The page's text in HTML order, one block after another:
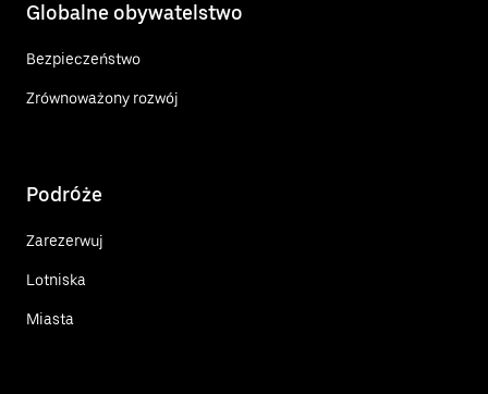
Globalne obywatelstwo
Bezpieczeństwo
Zrównoważony rozwój
Podróże
Zarezerwuj
Lotniska
Miasta